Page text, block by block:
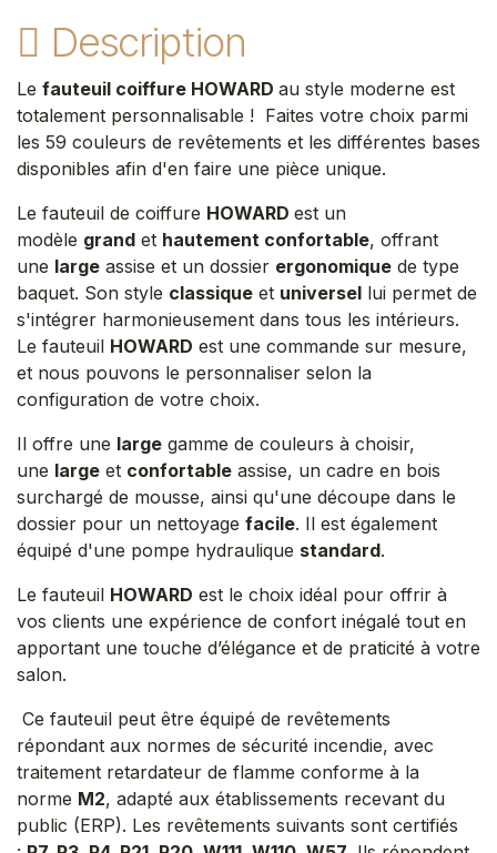
Description
Le fauteuil coiffure HOWARD au style moderne est
totalement personnalisable ! Faites votre choix parmi
les 59 couleurs de revêtements et les différentes bases
disponibles afin d'en faire une pièce unique.
Le fauteuil de coiffure HOWARD est un
modèle grand et hautement confortable, offrant
une large assise et un dossier ergonomique de type
baquet. Son style classique et universel lui permet de
s'intégrer harmonieusement dans tous les intérieurs.
Le fauteuil HOWARD est une commande sur mesure,
et nous pouvons le personnaliser selon la
configuration de votre choix.
Il offre une large gamme de couleurs à choisir,
une large et confortable assise, un cadre en bois
surchargé de mousse, ainsi qu'une découpe dans le
dossier pour un nettoyage facile. Il est également
équipé d'une pompe hydraulique standard.
Le fauteuil HOWARD est le choix idéal pour offrir à
vos clients une expérience de confort inégalé tout en
apportant une touche d’élégance et de praticité à votre
salon.
Ce fauteuil peut être équipé de revêtements
répondant aux normes de sécurité incendie, avec
traitement retardateur de flamme conforme à la
norme M2, adapté aux établissements recevant du
public (ERP). Les revêtements suivants sont certifiés